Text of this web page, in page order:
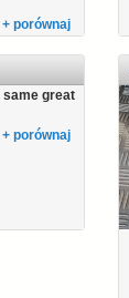
+ porównaj
same great
+ porównaj